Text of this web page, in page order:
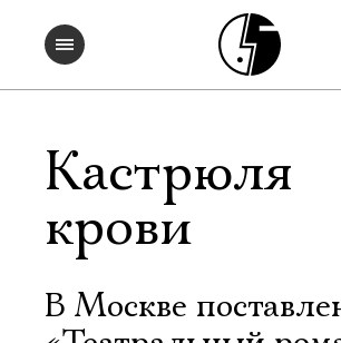
Кастрюля
крови
В Москве